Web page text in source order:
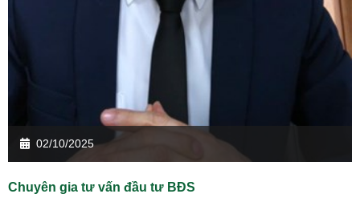
02/10/2025
Chuyên gia tư vấn đầu tư BĐS